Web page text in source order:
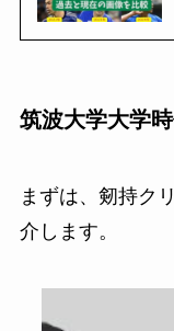
筑波大学大学
まずは、剱持ク
介します。